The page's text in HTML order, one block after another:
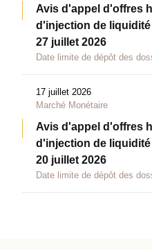
Avis d'appel d'offres
d'injection de liquidité
27 juillet 2026
Date limite de dépôt des
17 juillet 2026
Marché Monétaire
Avis d'appel d'offres
d'injection de liquidité
20 juillet 2026
Date limite de dépôt des